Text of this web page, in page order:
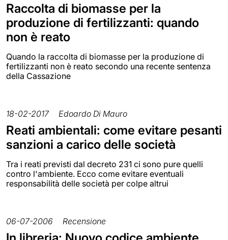
Raccolta di biomasse per la
produzione di fertilizzanti: quando
non è reato
Quando la raccolta di biomasse per la produzione di
fertilizzanti non è reato secondo una recente sentenza
della Cassazione
18-02-2017 Edoardo Di Mauro
Reati ambientali: come evitare pesanti
sanzioni a carico delle società
Tra i reati previsti dal decreto 231 ci sono pure quelli
contro l'ambiente. Ecco come evitare eventuali
responsabilità delle società per colpe altrui
06-07-2006 Recensione